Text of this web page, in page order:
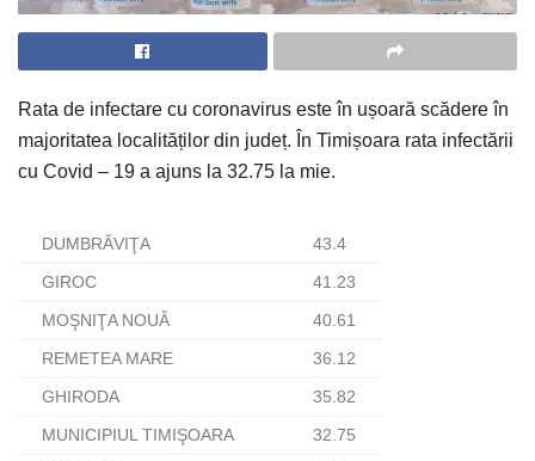
Rata de infectare cu coronavirus este în ușoară scădere în
majoritatea localităților din județ. În Timișoara rata infectării
cu Covid – 19 a ajuns la 32.75 la mie.
DUMBRĂVIŢA 43.4
GIROC 41.23
MOŞNIŢA NOUĂ 40.61
REMETEA MARE 36.12
GHIRODA 35.82
MUNICIPIUL TIMIŞOARA 32.75